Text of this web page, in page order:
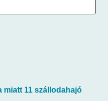
miatt 11 szállodahajó